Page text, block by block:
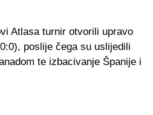
Atlasa turnir otvorili upravo
poslije čega su uslijedili
te izbacivanje Španije i